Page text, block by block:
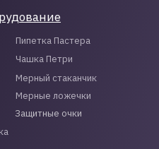
Пипетка Пастера
Чашка Петри
Мерные ложечки
Защитные очки
Мерный стаканчик